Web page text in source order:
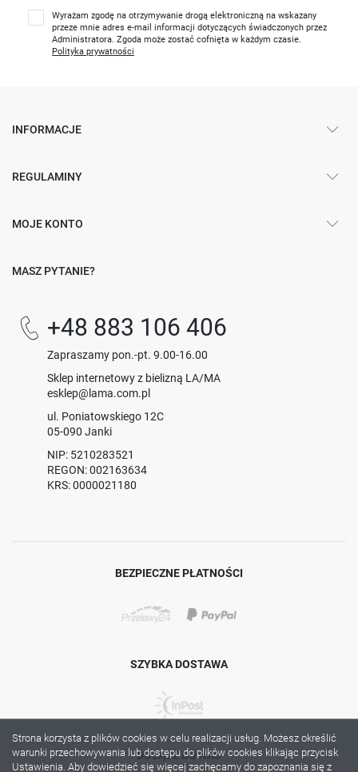
Wyrażam zgodę na otrzymywanie drogą elektroniczną na wskazany
przeze mnie adres e-mail informacji dotyczących świadczonych przez
Administratora. Zgoda może zostać cofnięta w każdym czasie.
Polityka prywatności
INFORMACJE
REGULAMINY
MOJE KONTO
MASZ PYTANIE?
+48 883 106 406
Zapraszamy pon.-pt. 9.00-16.00
Sklep internetowy z bielizną LA/MA
esklep@lama.com.pl
ul. Poniatowskiego 12C
05-090 Janki
NIP: 5210283521
REGON: 002163634
KRS: 0000021180
BEZPIECZNE PŁATNOŚCI
SZYBKA DOSTAWA
DOŁĄCZ DO NAS
Strona korzysta z plików cookies w celu realizacji usług. Możesz określić
warunki przechowywania lub dostępu do plików cookies klikając przycisk
Ustawienia. Aby dowiedzieć się więcej zachęcamy do zapoznania się z